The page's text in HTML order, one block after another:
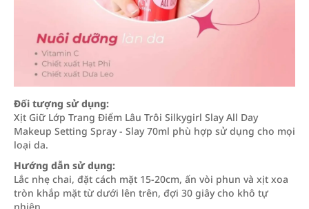
Đối tượng sử dụng:
Xịt Giữ Lớp Trang Điểm Lâu Trôi Silkygirl Slay All Day
Makeup Setting Spray - Slay 70ml phù hợp sử dụng cho mọi
loại da.
Hướng dẫn sử dụng:
Lắc nhẹ chai, đặt cách mặt 15-20cm, ấn vòi phun và xịt xoa
tròn khắp mặt từ dưới lên trên, đợi 30 giây cho khô tự